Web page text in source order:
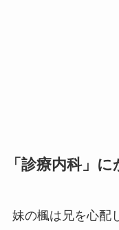
「診療内科」
妹の楓は兄を心配